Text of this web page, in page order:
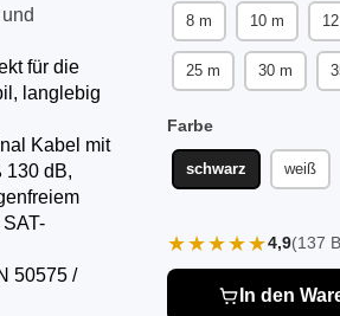
für die
langlebig
Kabel mit
130 dB,
50575 /
8 m 10 m
25 m 30 m
Farbe
schwarz weiß
★★★★★4,9(137
In den